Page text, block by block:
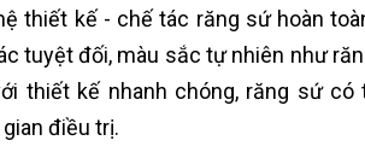
thiết kế - chế tác răng sứ hoàn
tuyệt đối, màu sắc tự nhiên như
thiết kế nhanh chóng, răng sứ có
điều trị.